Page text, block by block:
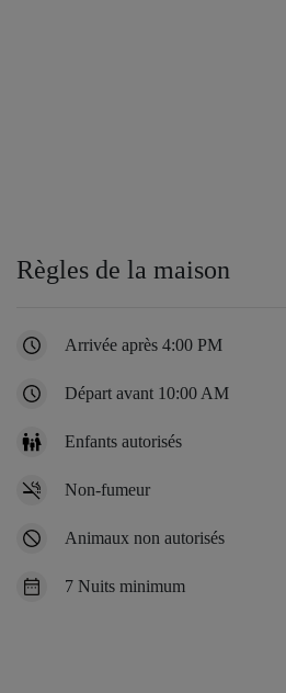
Règles de la maison
Arrivée après 4:00 PM
Départ avant 10:00 AM
Enfants autorisés
Non-fumeur
Animaux non autorisés
7 Nuits minimum